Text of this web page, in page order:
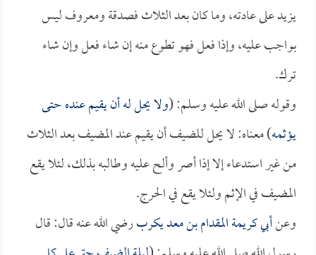
يزيد على عادته، وما كان بعد الثلاث فصدقة ومعروف ليس
بواجب عليه، وإذا فعل فهو تطوع منه إن شاء فعل وإن شاء
ترك.
وقوله صلى الله عليه وسلم: (ولا يحل له أن يقيم عنده حتى
يؤثمه) معناه: لا يحل للضيف أن يقيم عند المضيف بعد الثلاث
من غير استدعاء إلا إذا أصر وألح عليه وطالبه بذلك، لئلا يقع
المضيف في الإثم ولئلا يقع في الحرج.
وعنأبي كريمة المقدام بن معد يكربرضي الله عنه قال: قال